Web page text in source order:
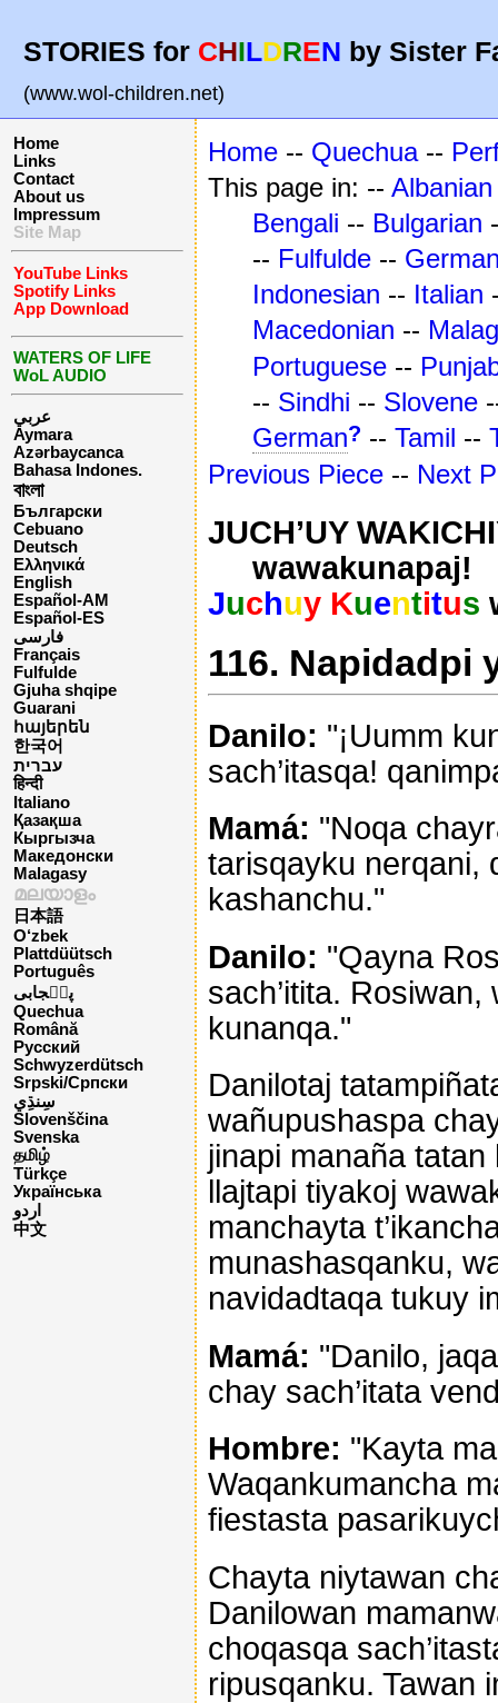
STORIES for CHILDREN by Sister
(www.wol-children.net)
Home
Links
Contact
About us
Impressum
Site Map
YouTube Links
Spotify Links
App Download
WATERS OF LIFE
WoL AUDIO
عربي
Aymara
Azərbaycanca
Bahasa Indones.
বাংলা
Български
Cebuano
Deutsch
Ελληνικά
English
Español-AM
Español-ES
فارسی
Français
Fulfulde
Gjuha shqipe
Guarani
հայերեն
한국어
עברית
हिन्दी
Italiano
Қазақша
Кыргызча
Македонски
Malagasy
മലയാളം
日本語
O‘zbek
Plattdüütsch
Português
پن٘جابی
Quechua
Română
Русский
Schwyzerdütsch
Srpski/Српски
Slovenščina
Svenska
தமிழ்
Türkçe
Українська
اردو
中文
Home -- Quechua--
This page in: -- Albanian
Bengali -- Bulgarian
-- Fulfulde --
Indonesian -- Italian
Macedonian --
Portuguese --
-- Sindhi -- Slovene
German? -- Tamil --
Previous Piece -- Next
JUCH’UY
wawakunapaj!
Juchuy Kuentitus
116. Napidadpi
Danilo: "¡Uumm
sach’itasqa!
Mamá: "Noqa
tarisqayku nerqani,
kashanchu."
Danilo: "Qayna
sach’itita.
kunanqa."
Danilotaj
wañupushaspa
jinapi manaña
llajtapi tiyakoj
manchayta
munashasqanku,
navidadtaqa tukuy
Mamá: "Danilo,
chay sach’itata
Hombre: "Kayta
Waqankumancha
fiestasta
Chayta niytawan
Danilowan
choqasqa
ripusqanku. Tawan